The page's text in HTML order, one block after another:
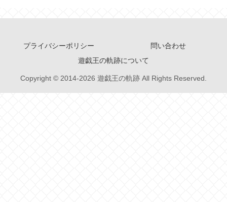
プライバシーポリシー
問い合わせ
遊戯王の軌跡について
Copyright © 2014-2026 遊戯王の軌跡 All Rights Reserved.